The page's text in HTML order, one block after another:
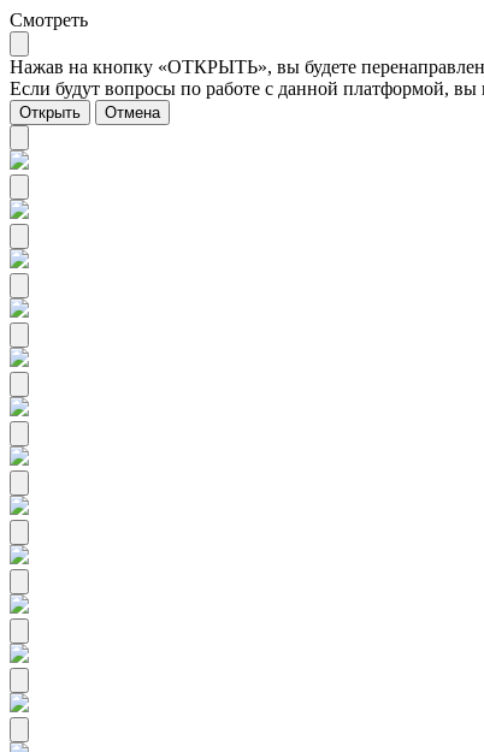
Смотреть
Нажав на кнопку «ОТКРЫТЬ», вы будете
Если будут вопросы по работе с данной платформой, вы
Открыть Отмена